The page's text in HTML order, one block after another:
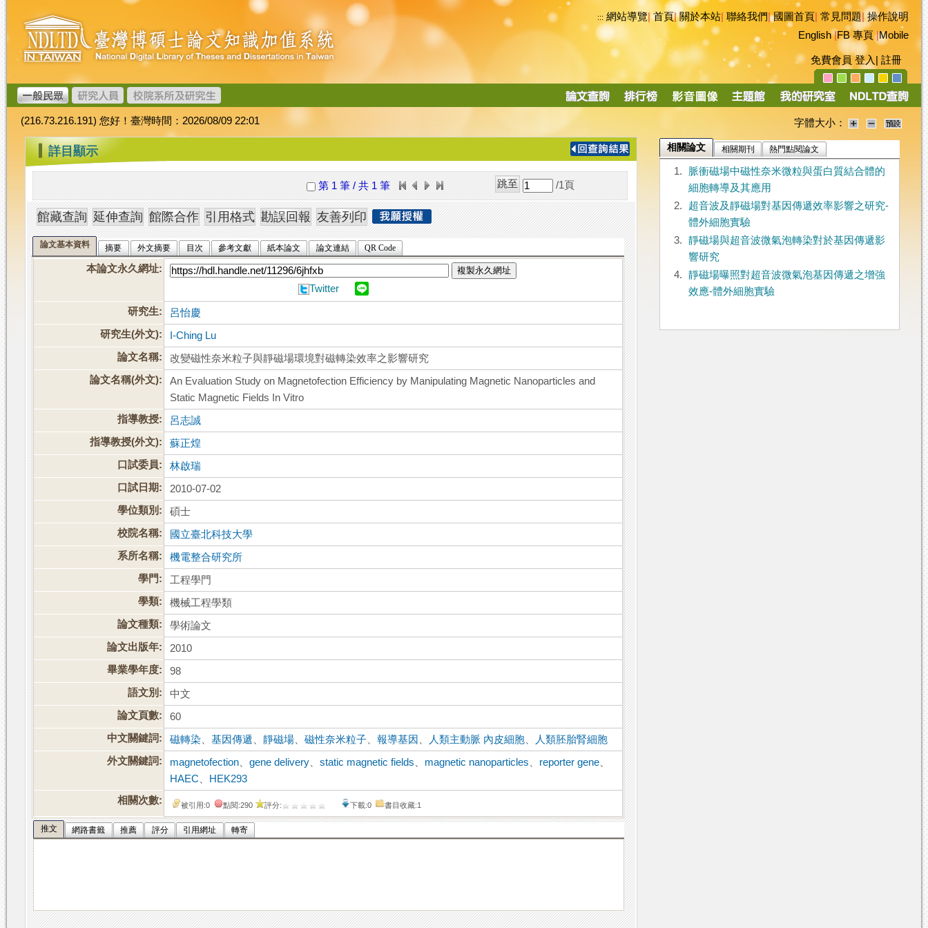
跳
到
主
要
內
容
臺
灣
博
碩
士
論
文
加
值
系
統
::: 網站導覽|首頁|關於本站 聯絡我們|國圖首頁 常見問題|操作說明
English|FB 專頁|Mobile
免費會員 登入 註冊
導
(216.73.216.191) 您好！臺灣時間：2026/08/09 22:01 字體大小：
::: 詳目顯示
第 1 筆 / 共 1 筆 /1 頁
論文基本資料 摘要 外文摘要 目次 參考文獻 紙本論文 論文連結 QR Code
本論文永久網址: 複製永久網址
Twitter
研究生:
呂怡慶
研究生(外文):
I-Ching Lu
論文名稱:
改變磁性奈米粒子與靜磁場環境對磁轉染效率之影響研究
論文名稱(外文):
An Evaluation Study on Magnetofection Efficiency by Manipulating Magnetic Nanoparticles and
Static Magnetic Fields In Vitro
指導教授:
呂志誠
指導教授(外文):
蘇正煌
口試委員:
林啟瑞
口試日期:
2010-07-02
學位類別:
碩士
校院名稱:
國立臺北科技大學
系所名稱:
機電整合研究所
學門:
工程學門
學類:
機械工程學類
論文種類:
學術論文
論文出版年:
2010
畢業學年度:
98
語文別:
中文
論文頁數:
60
中文關鍵詞:
磁轉染 、基因傳遞 、靜磁場 、磁性奈米粒子 、報導基因 人類主動脈 內皮細胞
人類胚胎腎細胞
外文關鍵詞:
magnetofection 、gene delivery 、static magnetic fields magnetic nanoparticles reporter gene
HAEC
HEK293
相關次數:
被引用:0 點閱:290 評分: 下載:0 書目收藏:1
推文 網路書籤 推薦 評分 引用網址 轉寄
相關論文 相關期刊 熱門點閱論文
1.
脈衝磁場中磁性奈米微粒與蛋白質結合體的
細胞轉導及其應用
2.
超音波及靜磁場對基因傳遞效率影響之研究-
體外細胞實驗
3.
靜磁場與超音波微氣泡轉染對於基因傳遞影
響研究
4.
靜磁場曝照對超音波微氣泡基因傳遞之增強
效應-體外細胞實驗